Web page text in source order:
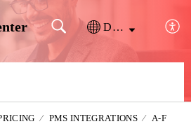
Deutsch
PMS INTEGRATIONS A-F